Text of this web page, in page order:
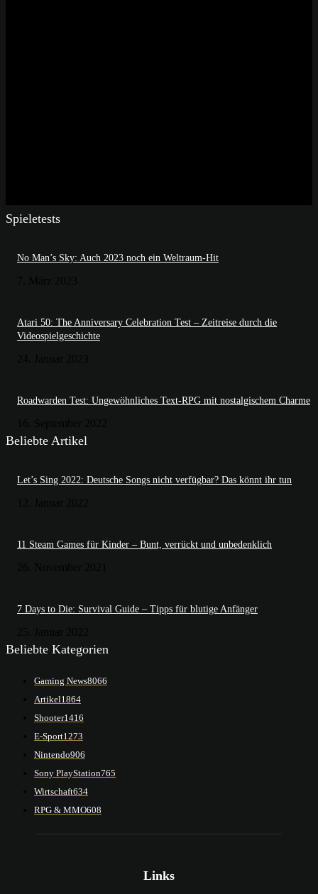
Spieletests
No Man’s Sky: Auch 2023 noch ein Weltraum-Hit
Atari 50: The Anniversary Celebration Test – Zeitreise durch die
Videospielgeschichte
Roadwarden Test: Ungewöhnliches Text-RPG mit nostalgischem Charme
Beliebte Artikel
Let’s Sing 2022: Deutsche Songs nicht verfügbar? Das könnt ihr tun
11 Steam Games für Kinder – Bunt, verrückt und unbedenklich
7 Days to Die: Survival Guide – Tipps für blutige Anfänger
Beliebte Kategorien
Gaming News8066
Artikel1864
Shooter1416
E-Sport1273
Nintendo906
Sony PlayStation765
Wirtschaft634
RPG & MMO608
Links